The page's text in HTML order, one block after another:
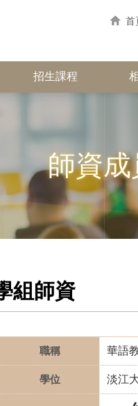
首
招生課程
師資成
組師資
職稱 華語
學位 淡江